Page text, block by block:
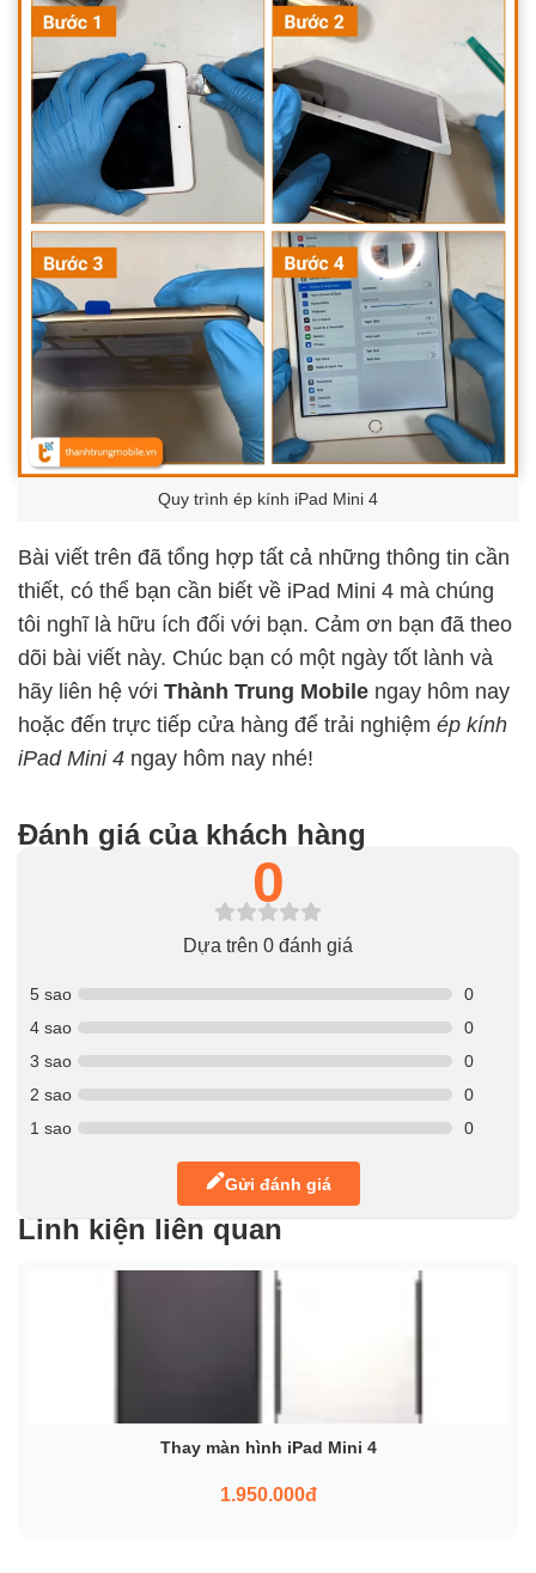
Quy trình ép kính iPad Mini 4
Bài viết trên đã tổng hợp tất cả những thông tin cần
thiết, có thể bạn cần biết về iPad Mini 4 mà chúng
tôi nghĩ là hữu ích đối với bạn. Cảm ơn bạn đã theo
dõi bài viết này. Chúc bạn có một ngày tốt lành và
hãy liên hệ với Thành Trung Mobile ngay hôm nay
hoặc đến trực tiếp cửa hàng để trải nghiệm ép kính
iPad Mini 4 ngay hôm nay nhé!
Đánh giá của khách hàng
0
Dựa trên 0 đánh giá
5 sao
0
4 sao
0
3 sao
0
2 sao
0
1 sao
0
Gửi đánh giá
Linh kiện liên quan
Thay màn hình iPad Mini 4
1.950.000đ